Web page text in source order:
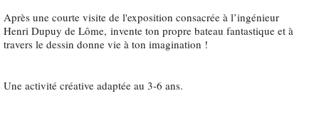
Après une courte visite de l'exposition consacrée à l’ingénieur
Henri Dupuy de Lôme, invente ton propre bateau fantastique et à
travers le dessin donne vie à ton imagination !
Une activité créative adaptée au 3-6 ans.